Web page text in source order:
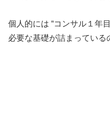
個人的には “コンサル１年
必要な基礎が詰まっている